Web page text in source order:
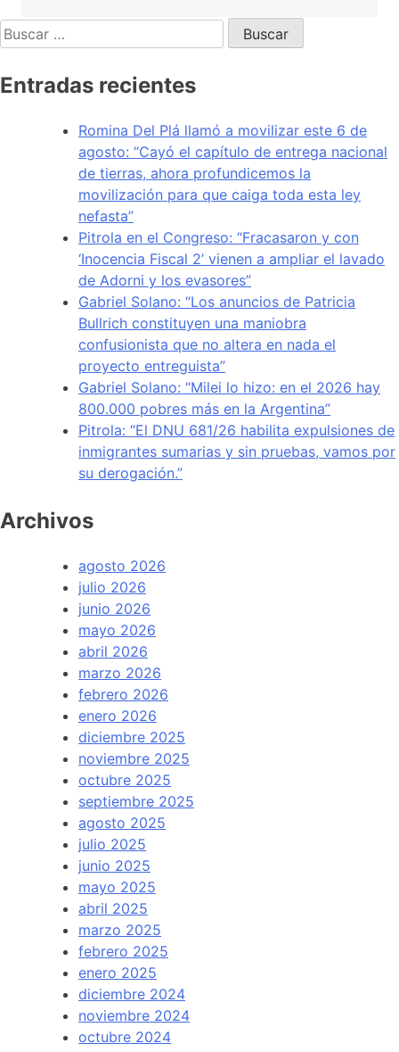
Entradas recientes
Romina Del Plá llamó a movilizar este 6 de
agosto: “Cayó el capítulo de entrega nacional
de tierras, ahora profundicemos la
movilización para que caiga toda esta ley
nefasta”
Pitrola en el Congreso: “Fracasaron y con
‘Inocencia Fiscal 2’ vienen a ampliar el lavado
de Adorni y los evasores”
Gabriel Solano: “Los anuncios de Patricia
Bullrich constituyen una maniobra
confusionista que no altera en nada el
proyecto entreguista”
Gabriel Solano: “Milei lo hizo: en el 2026 hay
800.000 pobres más en la Argentina”
Pitrola: “El DNU 681/26 habilita expulsiones de
inmigrantes sumarias y sin pruebas, vamos por
su derogación.”
Archivos
agosto 2026
julio 2026
junio 2026
mayo 2026
abril 2026
marzo 2026
febrero 2026
enero 2026
diciembre 2025
noviembre 2025
octubre 2025
septiembre 2025
agosto 2025
julio 2025
junio 2025
mayo 2025
abril 2025
marzo 2025
febrero 2025
enero 2025
diciembre 2024
noviembre 2024
octubre 2024